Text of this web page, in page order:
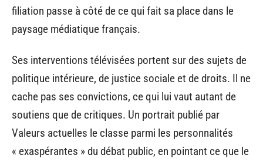
filiation passe à côté de ce qui fait sa place dans le
paysage médiatique français.
Ses interventions télévisées portent sur des sujets de
politique intérieure, de justice sociale et de droits. Il ne
cache pas ses convictions, ce qui lui vaut autant de
soutiens que de critiques. Un portrait publié par
Valeurs actuelles le classe parmi les personnalités
« exaspérantes » du débat public, en pointant ce que le